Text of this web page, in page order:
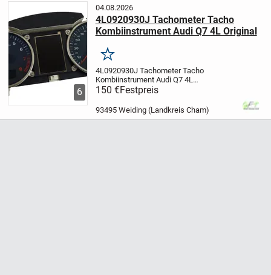
6
04.08.2026
4L0920930J Tachometer Tacho
Kombiinstrument Audi Q7 4L Original
Merken
4L0920930J Tachometer Tacho
Kombiinstrument Audi Q7 4L
OriginalHerstellernummer: 4L0920930J
Lieferumfang enthalten:
TachometerHersteller: AudiProduktart:
OE/OEM
150 €Festpreis
93495 Weiding (Landkreis Cham)